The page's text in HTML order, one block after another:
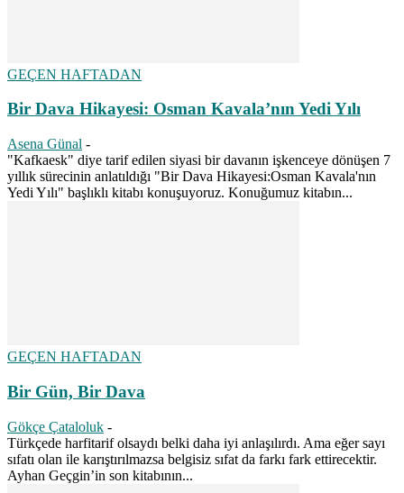
GEÇEN HAFTADAN
Bir Dava Hikayesi: Osman Kavala’nın Yedi Yılı
Asena Günal -
"Kafkaesk" diye tarif edilen siyasi bir davanın işkenceye dönüşen 7
yıllık sürecinin anlatıldığı "Bir Dava Hikayesi:Osman Kavala'nın
Yedi Yılı" başlıklı kitabı konuşuyoruz. Konuğumuz kitabın...
GEÇEN HAFTADAN
Bir Gün, Bir Dava
Gökçe Çataloluk -
Türkçede harfitarif olsaydı belki daha iyi anlaşılırdı. Ama eğer sayı
sıfatı olan ile karıştırılmazsa belgisiz sıfat da farkı fark ettirecektir.
Ayhan Geçgin’in son kitabının...